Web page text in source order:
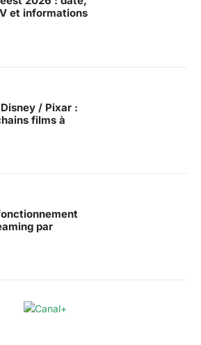
et informations
/ Pixar :
films à
par